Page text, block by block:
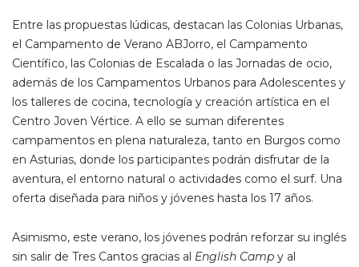
Entre las propuestas lúdicas, destacan las Colonias Urbanas,
el Campamento de Verano ABJorro, el Campamento
Científico, las Colonias de Escalada o las Jornadas de ocio,
además de los Campamentos Urbanos para Adolescentes y
los talleres de cocina, tecnología y creación artística en el
Centro Joven Vértice. A ello se suman diferentes
campamentos en plena naturaleza, tanto en Burgos como
en Asturias, donde los participantes podrán disfrutar de la
aventura, el entorno natural o actividades como el surf. Una
oferta diseñada para niños y jóvenes hasta los 17 años.
Asimismo, este verano, los jóvenes podrán reforzar su inglés
sin salir de Tres Cantos gracias al English Camp y al